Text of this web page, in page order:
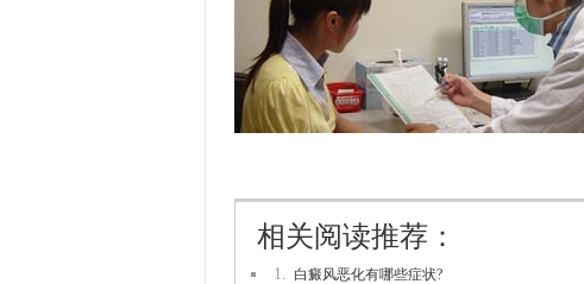
1. 白癜风恶化有哪些症状?
相关阅读推荐：